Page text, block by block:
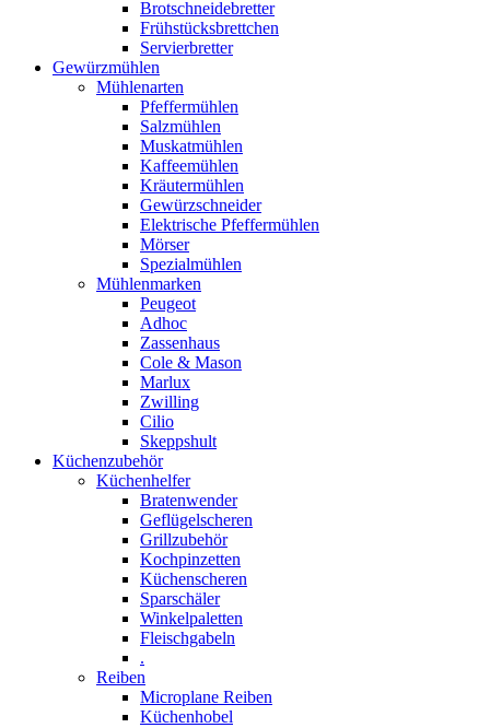
Brotschneidebretter
Frühstücksbrettchen
Servierbretter
Gewürzmühlen
Mühlenarten
Pfeffermühlen
Salzmühlen
Muskatmühlen
Kaffeemühlen
Kräutermühlen
Gewürzschneider
Elektrische Pfeffermühlen
Mörser
Spezialmühlen
Mühlenmarken
Peugeot
Adhoc
Zassenhaus
Cole & Mason
Marlux
Zwilling
Cilio
Skeppshult
Küchenzubehör
Küchenhelfer
Bratenwender
Geflügelscheren
Grillzubehör
Kochpinzetten
Küchenscheren
Sparschäler
Winkelpaletten
Fleischgabeln
.
Reiben
Microplane Reiben
Küchenhobel